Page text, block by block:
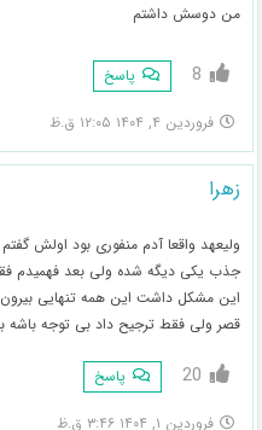
من دوسش داشتم
8 پاسخ
فروردین ۴, ۱۴۰۴ ۱۲:۰۵ ق.ظ
زهرا
ولیعهد واقعا آدم منفوری بود اولش
جذب یکی دیگه شده ولی بعد فهمیدم
این مشکل داشت این همه تنهایی بیرون
قصر ولی فقط ترجیح داد بی توجه باشه
20 پاسخ
فروردین ۱, ۱۴۰۴ ۳:۴۶ ق.ظ